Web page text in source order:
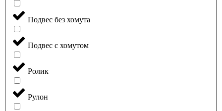
Подвес без хомута
Подвес с хомутом
Ролик
Рулон